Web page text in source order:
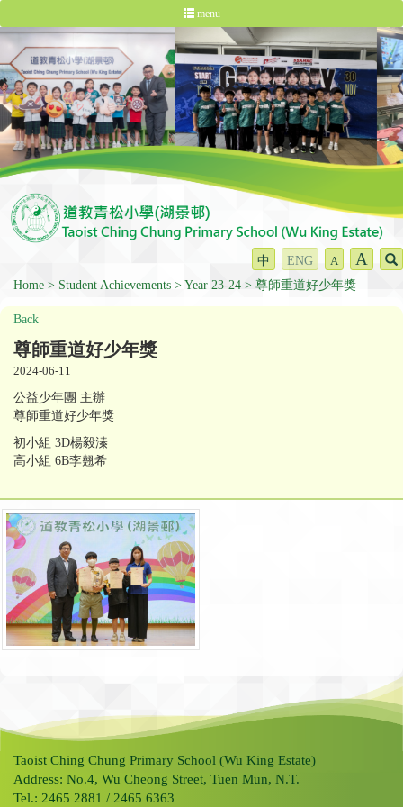
menu
中 ENG A A
Home Student Achievements Year 23-24 尊師重道好少年獎
Back
尊師重道好少年獎
2024-06-11
公益少年團 主辦
尊師重道好少年獎
初小組 3D楊毅溱
高小組 6B李翹希
Taoist Ching Chung Primary School (Wu King Estate)
Address: No.4, Wu Cheong Street, Tuen Mun, N.T.
Tel.: 2465 2881 / 2465 6363